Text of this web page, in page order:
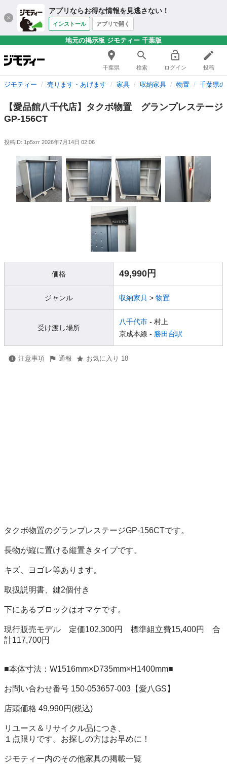
アプリならお得な情報を見逃さない！
インストール アプリで開く
地元の掲示板 ジモティー 千葉版
千葉県 検索 ログイン 投稿
ジモティー 売ります・あげます 家具 収納家具 物置 千葉県
【愛品館八千代店】タクボ物置 グランプレステージ
GP-156CT
投稿ID: 1p5xrr 2026年7月14日 02:06
価格 49,990円
ジャンル 収納家具 > 物置
受け渡し場所
八千代市 - 村上
京成本線 - 勝田台駅
注意事項 通報 お気に入り 18
タクボ物置のグランプレステージGP-156CTです。
長物が縦に置ける縦置きタイプです。
キズ、ヨゴレ等あります。
取扱説明書、鍵2個付き
下にあるブロックはオマケです。
現行販売モデル　定価102,300円　標準組立費15,400円　合
計117,700円
■本体寸法：W1516mm×D735mm×H1400mm■
お問い合わせ番号 150-053657-003【愛八GS】
店頭価格 49,990円(税込)
リユース＆リサイクル品につき、
１点限りです。お探しの方はお早めに！